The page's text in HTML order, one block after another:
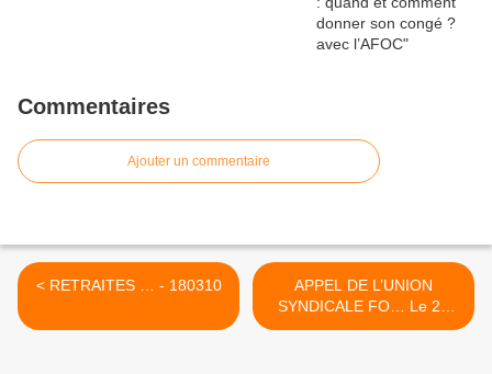
Commentaires
Ajouter un commentaire
< RETRAITES … - 180310
APPEL DE L’UNION
SYNDICALE FO… Le 23
mars 2010 - 190310 >